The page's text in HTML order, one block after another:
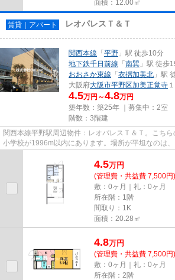
面積：12.00㎡
賃貸｜アパート レオパレスＴ＆Ｔ
関西本線 「平野 」駅 徒歩10分
地下鉄千日前線 「南巽 」駅 徒歩
おおさか東線 「衣摺加美北 」駅
大阪府大阪市平野区加美正覚寺
4.5万円～4.8万円
築年数：築25年 ｜募集中： 2室
階数：3階建
関西本線平野駅周辺物件：レオパレスＴ＆Ｔ。こち
小学校が1996m以内にあります。場所が平坦なのは、
たいポイントですね。自走式駐...
4.5万円
(管理費・共益費 7,500円)
敷：0ヶ月｜礼：0ヶ月
所在階：1階
間取り：1K
面積：20.28㎡
4.8万円
(管理費・共益費 7,500円)
敷：0ヶ月｜礼：0ヶ月
所在階：2階